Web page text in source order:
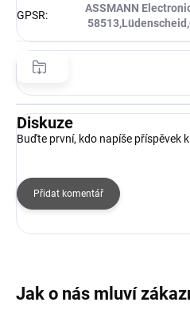
GPSR:
ASSMANN
Diskuze
Buďte první, kdo napíše příspěvek
Přidat komentář